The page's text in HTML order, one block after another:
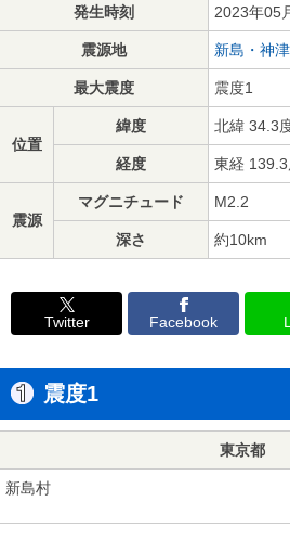
発生時刻 2023年05
震源地 新島・神
最大震度 震度1
位置
緯度 北緯 34.3
経度 東経
震源
マグニチュード M2.2
深さ 約10km
Twitter Facebook
震度1
東京都
新島村